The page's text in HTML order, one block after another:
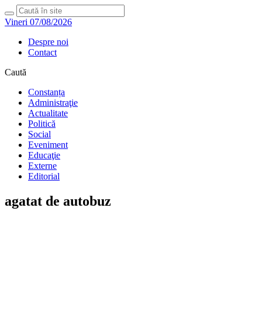
Vineri 07/08/2026
Despre noi
Contact
Caută
Constanța
Administraţie
Actualitate
Politică
Social
Eveniment
Educaţie
Externe
Editorial
agatat de autobuz